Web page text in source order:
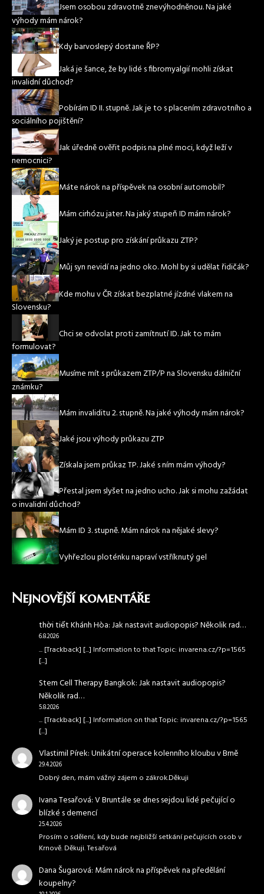
Jsem osobou zdravotně znevýhodněnou. Na jaké
výhody mám nárok?
Kdy barvoslepý dostane ŘP?
Jaká je šance, že by lidé s fibromyalgií mohli získat
invalidní důchod?
Pobírám ID II. stupně. Jak je to s placením zdravotního a
sociálního pojištění?
Jak úředně ověřit podpis na plné moci, když leží v
nemocnici?
Máte nárok na příspěvek na osobní automobil?
Mám cirhózu jater. Na jaký stupeň ID mám nárok?
Jaký je postup pro získání průkazu ZTP?
Můj syn nevidí na jedno oko. Mohl by si udělat řidičák?
Kde mohu v ČR získat bezplatné jízdné vlakem na
Slovensku?
Chci se odvolat proti zamítnutí ID. Jak to mám
formulovat?
Musíme mít s průkazem ZTP/P na Slovensku dálniční
známku?
Mám invaliditu 2. stupně. Na jaké výhody mám nárok?
Jaké jsou výhody průkazu ZTP
Získala jsem průkaz TP. Jaké s ním mám výhody?
Přestal jsem slyšet na jedno ucho. Jak si mohu zažádat
o invalidní důchod?
Mám ID 3. stupně. Mám nárok na nějaké slevy?
Vyhřezlou ploténku napraví vstříknutý gel
Nejnovější komentáře
thời tiết Khánh Hòa:Jak nastavit audiopopis? Několik rad…
6.8.2026
... [Trackback] [...] Information to that Topic: invarena.cz/?p=1565
[...]
Stem Cell Therapy Bangkok:Jak nastavit audiopopis?
Několik rad…
5.8.2026
... [Trackback] [...] Information on that Topic: invarena.cz/?p=1565
[...]
Vlastimil Pírek:Unikátní operace kolenního kloubu v Brně
29.4.2026
Dobrý den, mám vážný zájem o zákrok.Děkuji
Ivana Tesařová:V Bruntále se dnes sejdou lidé pečující o
blízké s demencí
25.4.2026
Prosím o sdělení, kdy bude nejbližší setkání pečujících osob v
Krnově. Děkuji. Tesařová
Dana Šugarová: Mám nárok na příspěvek na předělání
koupelny?